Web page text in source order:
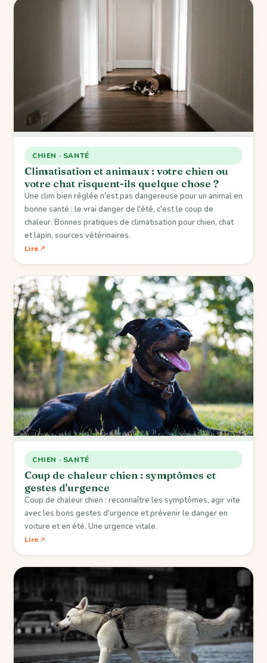
CHIEN · SANTÉ
Climatisation et animaux : votre chien ou
votre chat risquent-ils quelque chose ?
Une clim bien réglée n'est pas dangereuse pour un animal en
bonne santé : le vrai danger de l'été, c'est le coup de
chaleur. Bonnes pratiques de climatisation pour chien, chat
et lapin, sources vétérinaires.
Lire
CHIEN · SANTÉ
Coup de chaleur chien : symptômes et
gestes d'urgence
Coup de chaleur chien : reconnaître les symptômes, agir vite
avec les bons gestes d'urgence et prévenir le danger en
voiture et en été. Une urgence vitale.
Lire